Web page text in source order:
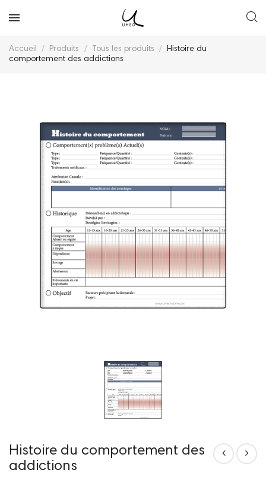
Accueil Produits Tous les produits
Histoire du
comportement des addictions
Histoire du comportement des
addictions